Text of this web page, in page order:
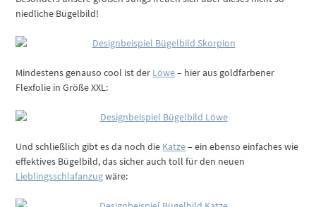
niedliche Bügelbild!
Mindestens genauso cool ist der Löwe– hier aus goldfarbener
Flexfolie in Größe XXL:
Und schließlich gibt es da noch die Katze– ein ebenso einfaches wie
effektives Bügelbild, das sicher auch toll für den neuen
Lieblingsschlafanzugwäre: